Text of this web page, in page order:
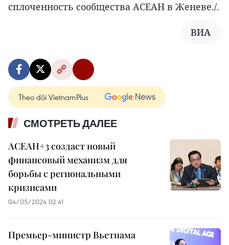
сплоченность сообщества АСЕАН в Женеве./.
ВИА
Theo dõi VietnamPlus
СМОТРЕТЬ ДАЛЕЕ
АСЕАН+3 создаст новый
финансовый механизм для
борьбы с региональными
кризисами
04/05/2024 02:41
Премьер-министр Вьетнама